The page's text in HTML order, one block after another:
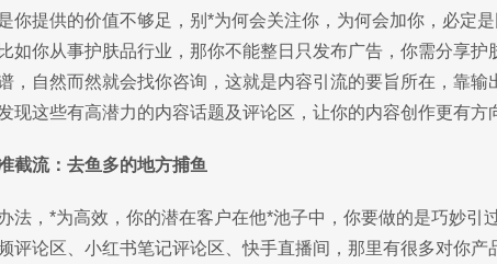
你提供的价值不够足，别*为何会关注你，为何会加你，必定
如你从事护肤品行业，那你不能整日只发布广告，你需分享
，自然而然就会找你咨询，这就是内容引流的要旨所在，靠
现这些有高潜力的内容话题及评论区，让你的内容创作更有方
截流：去鱼多的地方捕鱼
法，*为高效，你的潜在客户在他*池子中，你要做的是巧妙引
评论区、小红书笔记评论区、快手直播间，那里有很多对你